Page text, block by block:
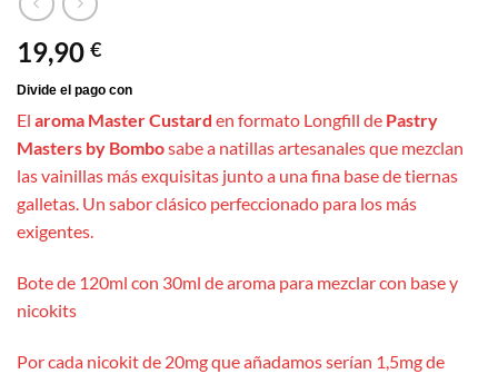
19,90 €
El aroma Master Custard en formato Longfill de Pastry
Masters by Bombosabe a natillas artesanales que mezclan
las vainillas más exquisitas junto a una fina base de tiernas
galletas. Un sabor clásico perfeccionado para los más
exigentes.
Bote de 120ml con 30ml de aroma para mezclar con base y
nicokits
Por cada nicokit de 20mg que añadamos serían 1,5mg de